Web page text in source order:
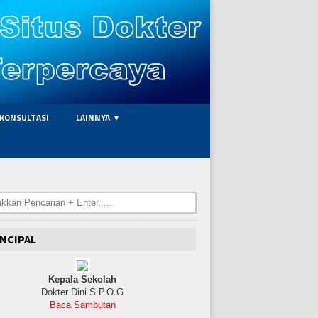
KONSULTASI LAINNYA
Kepala Sekolah
Dokter Dini S.P.O.G
Baca Sambutan